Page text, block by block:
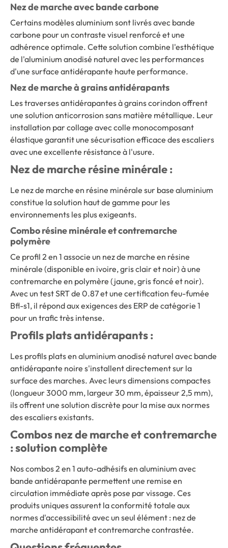
Nez de marche avec bande carbone
Certains modèles aluminium sont livrés avec bande
carbone pour un contraste visuel renforcé et une
adhérence optimale. Cette solution combine l'esthétique
de l'aluminium anodisé naturel avec les performances
d'une surface antidérapante haute performance.
Nez de marche à grains antidérapants
Les traverses antidérapantes à grains corindon offrent
une solution anticorrosion sans matière métallique. Leur
installation par collage avec colle monocomposant
élastique garantit une sécurisation efficace des escaliers
avec une excellente résistance à l'usure.
Nez de marche résine minérale :
Le nez de marche en résine minérale sur base aluminium
constitue la solution haut de gamme pour les
environnements les plus exigeants.
Combo résine minérale et contremarche
polymère
Ce profil 2 en 1 associe un nez de marche en résine
minérale (disponible en ivoire, gris clair et noir) à une
contremarche en polymère (jaune, gris foncé et noir).
Avec un test SRT de 0.87 et une certification feu-fumée
Bfl-s1, il répond aux exigences des ERP de catégorie 1
pour un trafic très intense.
Profils plats antidérapants :
Les profils plats en aluminium anodisé naturel avec bande
antidérapante noire s'installent directement sur la
surface des marches. Avec leurs dimensions compactes
(longueur 3000 mm, largeur 30 mm, épaisseur 2,5 mm),
ils offrent une solution discrète pour la mise aux normes
des escaliers existants.
Combos nez de marche et contremarche
: solution complète
Nos combos 2 en 1 auto-adhésifs en aluminium avec
bande antidérapante permettent une remise en
circulation immédiate après pose par vissage. Ces
produits uniques assurent la conformité totale aux
normes d'accessibilité avec un seul élément : nez de
marche antidérapant et contremarche contrastée.